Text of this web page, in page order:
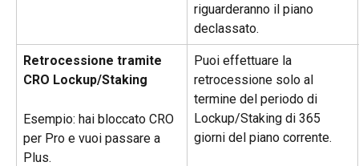
riguarderanno il piano
declassato.
Retrocessione tramite
CRO Lockup/Staking
Esempio: hai bloccato CRO
per Pro e vuoi passare a
Plus.
Puoi effettuare la
retrocessione solo al
termine del periodo di
Lockup/Staking di 365
giorni del piano corrente.